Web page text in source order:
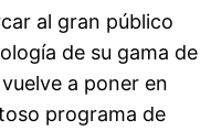
al gran público
de su gama de
a poner en
programa de